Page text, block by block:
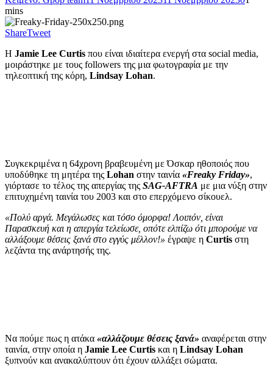
mins
ShareTweet
Η Jamie Lee Curtis που είναι ιδιαίτερα ενεργή στα social media,
μοιράστηκε με τους followers της μια φωτογραφία με την
τηλεοπτική της κόρη, Lindsay Lohan.
Συγκεκριμένα η 64χρονη βραβευμένη με Όσκαρ ηθοποιός που
υποδύθηκε τη μητέρα της Lohan στην ταινία «Freaky Friday»,
γιόρτασε το τέλος της απεργίας της SAG-AFTRA με μια νύξη στην
επιτυχημένη ταινία του 2003 και στο επερχόμενο σίκουελ.
«Πολύ αργά. Μεγάλωσες και τόσο όμορφα! Λοιπόν, είναι
Παρασκευή και η απεργία τελείωσε, οπότε ελπίζω ότι μπορούμε να
αλλάξουμε θέσεις ξανά στο εγγύς μέλλον!» έγραψε η Curtis στη
λεζάντα της ανάρτησής της.
Να πούμε πως η ατάκα «αλλάζουμε θέσεις ξανά» αναφέρεται στην
ταινία, στην οποία η Jamie Lee Curtis και η Lindsay Lohan
ξυπνούν και ανακαλύπτουν ότι έχουν αλλάξει σώματα.